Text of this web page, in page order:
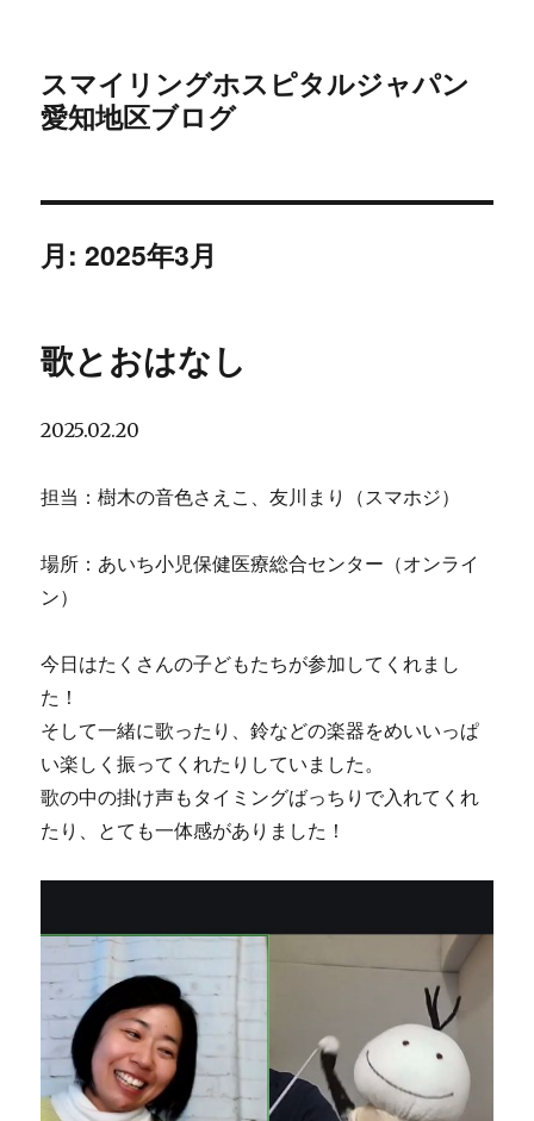
スマイリングホスピタルジャパン
愛知地区ブログ
月:2025年3月
歌とおはなし
2025.02.20
担当：樹木の音色さえこ、友川まり（スマホジ）
場所：あいち小児保健医療総合センター（オンライ
ン）
今日はたくさんの子どもたちが参加してくれまし
た！
そして一緒に歌ったり、鈴などの楽器をめいいっぱ
い楽しく振ってくれたりしていました。
歌の中の掛け声もタイミングばっちりで入れてくれ
たり、とても一体感がありました！